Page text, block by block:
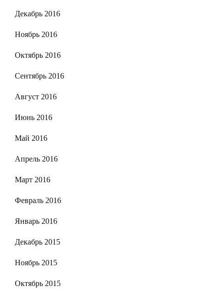
Декабрь 2016
Ноябрь 2016
Октябрь 2016
Сентябрь 2016
Август 2016
Июнь 2016
Май 2016
Апрель 2016
Март 2016
Февраль 2016
Январь 2016
Декабрь 2015
Ноябрь 2015
Октябрь 2015